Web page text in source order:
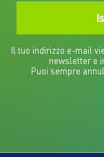
Il tuo indirizzo e-mail
newsletter e
Puoi sempre